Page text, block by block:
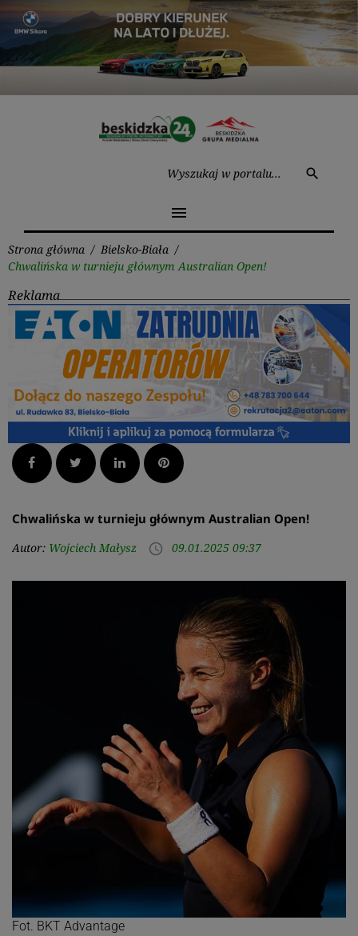
Przejdź
treści
search
menu
Strona główna / Bielsko-Biała /
Chwalińska w turnieju głównym Australian Open!
Reklama
Facebook Twitter LinkedInPinterest
Chwalińska w turnieju głównym Australian Open!
Autor: Wojciech Małysz access_time 09.01.2025 09:37
Fot. BKT Advantage